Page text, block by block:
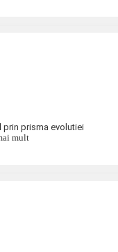
prin prisma evolutiei
mult